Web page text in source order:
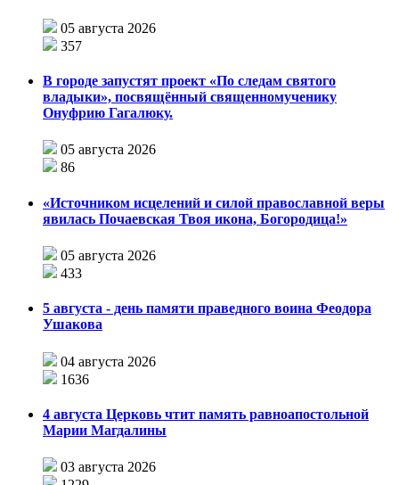
05 августа 2026
357
В городе запустят проект «По следам святого
владыки», посвящённый священномученику
Онуфрию Гагалюку.
05 августа 2026
86
«Источником исцелений и силой православной веры
явилась Почаевская Твоя икона, Богородица!»
05 августа 2026
433
5 августа - день памяти праведного воина Феодора
Ушакова
04 августа 2026
1636
4 августа Церковь чтит память равноапостольной
Марии Магдалины
03 августа 2026